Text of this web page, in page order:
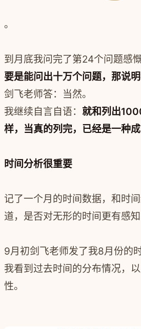
。
到月底我问完了第24个问题感慨
要是能问出十万个问题，那说明
剑飞老师答：当然。
我继续自言自语： 就和列出
样，当真的列完，已经是一种成
时间分析很重要
记了一个月的时间数据，和时
道，是否对无形的时间更有感知
9月初剑飞老师发了我8月份的
我看到过去时间的分布情况，
性。